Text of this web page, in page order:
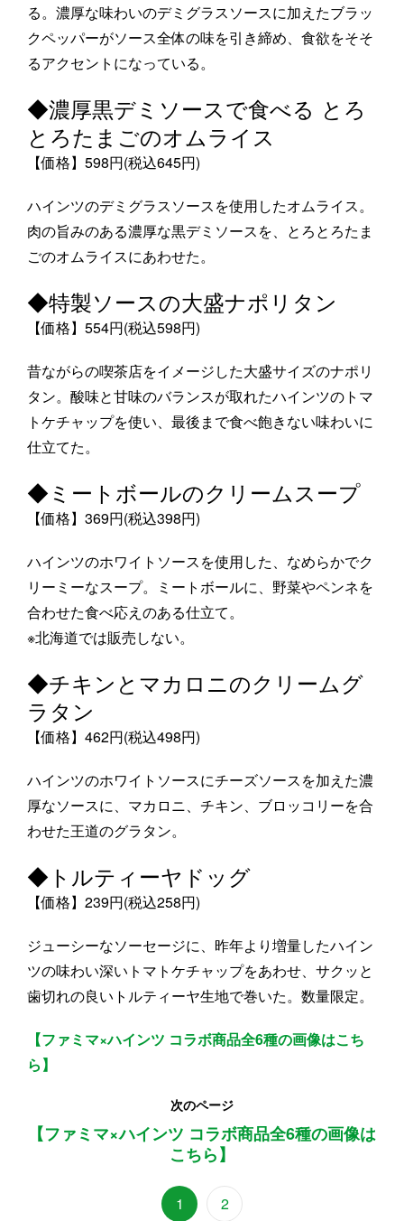
る。濃厚な味わいのデミグラスソースに加えたブラッ
クペッパーがソース全体の味を引き締め、食欲をそそ
るアクセントになっている。
◆濃厚黒デミソースで食べる とろ
とろたまごのオムライス
【価格】598円(税込645円)
ハインツのデミグラスソースを使用したオムライス。
肉の旨みのある濃厚な黒デミソースを、とろとろたま
ごのオムライスにあわせた。
◆特製ソースの大盛ナポリタン
【価格】554円(税込598円)
昔ながらの喫茶店をイメージした大盛サイズのナポリ
タン。酸味と甘味のバランスが取れたハインツのトマ
トケチャップを使い、最後まで食べ飽きない味わいに
仕立てた。
◆ミートボールのクリームスープ
【価格】369円(税込398円)
ハインツのホワイトソースを使用した、なめらかでク
リーミーなスープ。ミートボールに、野菜やペンネを
合わせた食べ応えのある仕立て。
※北海道では販売しない。
◆チキンとマカロニのクリームグ
ラタン
【価格】462円(税込498円)
ハインツのホワイトソースにチーズソースを加えた濃
厚なソースに、マカロニ、チキン、ブロッコリーを合
わせた王道のグラタン。
◆トルティーヤドッグ
【価格】239円(税込258円)
ジューシーなソーセージに、昨年より増量したハイン
ツの味わい深いトマトケチャップをあわせ、サクッと
歯切れの良いトルティーヤ生地で巻いた。数量限定。
【ファミマ×ハインツ コラボ商品全6種の画像はこち
ら】
次のページ
【ファミマ×ハインツ コラボ商品全6種の画像は
こちら】
1 2